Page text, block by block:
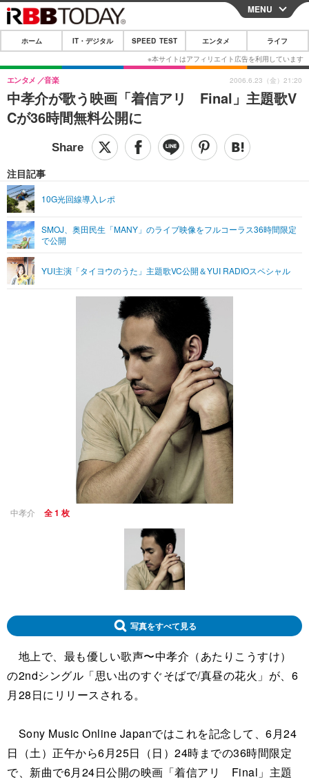
CLOSE
ホーム
IT・デジタル
IT・デジタルTOP スマートフォン
ネタ
ショッピング その他
SPEED TEST
エンタメTOP 映画・ドラマ
グラビア
ショッピング その他
ライフTOP
その他
リリース一覧
プッシュ通知の停止方法
MENU
ホーム IT・デジタル SPEED TEST エンタメ ライフ
中孝介が歌う映画「着信アリ Final」主題歌V
Cが36時間無料公開に
エンタメ 音楽
注目記事
10G光回線導入レポ
SMOJ、奥田民生「MANY」のライブ映像をフルコーラス36時間限定
で公開
YUI主演「タイヨウのうた」主題歌VC公開＆YUI RADIOスペシャル
2006.6.23（金）21:20
中孝介 全 1 枚
写真をすべて見る
地上で、最も優しい歌声〜中孝介（あたりこうすけ）
の2ndシングル「思い出のすぐそばで/真昼の花火」が、6
月28日にリリースされる。
Sony Music Online Japanではこれを記念して、6月24
日（土）正午から6月25日（日）24時までの36時間限定
で、新曲で6月24日公開の映画「着信アリ Final」主題